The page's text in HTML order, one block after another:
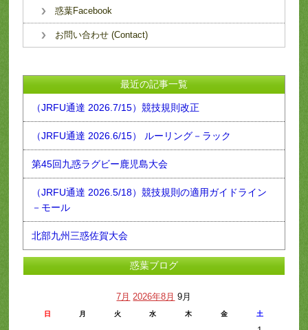
惑葉Facebook
お問い合わせ (Contact)
最近の記事一覧
（JRFU通達 2026.7/15）競技規則改正
（JRFU通達 2026.6/15） ルーリング－ラック
第45回九惑ラグビー鹿児島大会
（JRFU通達 2026.5/18）競技規則の適用ガイドライン
－モール
北部九州三惑佐賀大会
惑葉ブログ
7月 2026年8月 9月
日 月 火 水 木 金 土